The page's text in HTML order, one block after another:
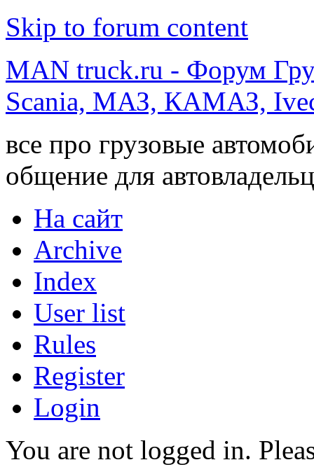
Skip to forum content
MAN truck.ru - Форум
Scania, МАЗ, КАМАЗ,
все про грузовые
общение для
На сайт
Archive
Index
User list
Rules
Register
Login
You are not logged in.